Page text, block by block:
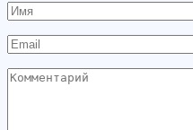
Имя
Email
Комментарий